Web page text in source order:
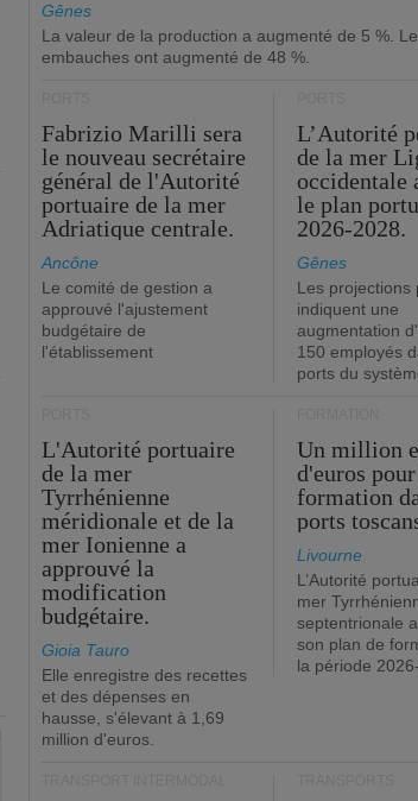
Gênes
La valeur de la production a augmenté de 5 %.
embauches ont augmenté de 48 %.
Fabrizio Marilli sera
le nouveau secrétaire
général de l'Autorité
portuaire de la mer
Adriatique centrale.
Ancône
Le comité de gestion a
approuvé l'ajustement
budgétaire de
l'établissement
L’Autorité
de la mer
occidentale
le plan
2026-2028.
Gênes
Les projections
indiquent une
augmentation
150 employés
ports du
L'Autorité portuaire
de la mer
Tyrrhénienne
méridionale et de la
mer Ionienne a
approuvé la
modification
budgétaire.
Gioia Tauro
Elle enregistre des recettes
et des dépenses en
hausse, s'élevant à 1,69
million d'euros.
Un million
d'euros
formation
ports
Livourne
L’Autorité
mer
septentrionale
son plan de
la période